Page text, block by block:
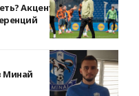
Акценты зрителя на
Минай